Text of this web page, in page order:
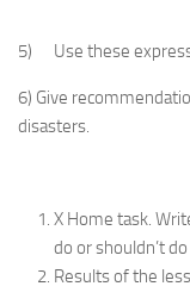
5) Use these
6) Give
disasters.
X Home task.
do or shouldn’t
Results of the